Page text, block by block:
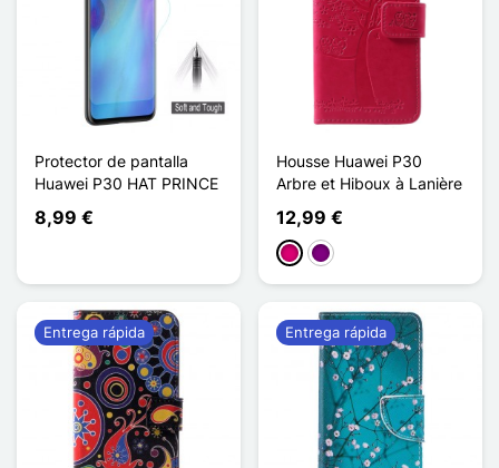
Protector de pantalla
Huawei P30 HAT PRINCE
8,99 €
Housse Huawei P30
Arbre et Hiboux à Lanière
12,99 €
MagentaPúrpura
Entrega rápida Entrega rápida